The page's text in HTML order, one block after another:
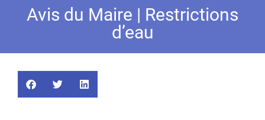
Avis du Maire | Restrictions
d’eau